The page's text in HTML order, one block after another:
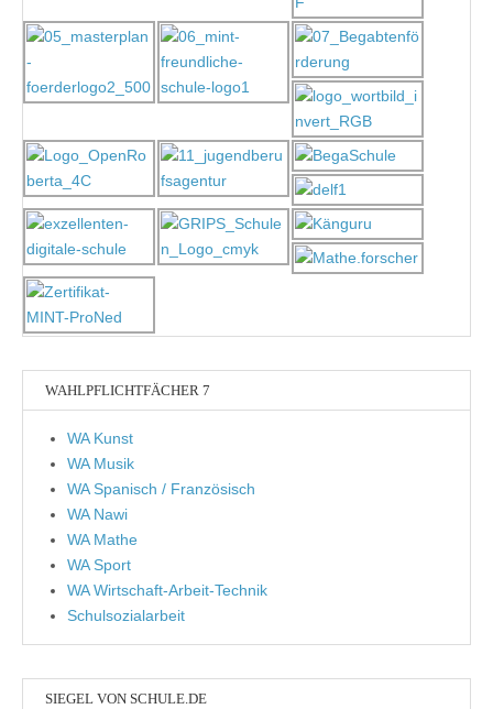
WAHLPFLICHTFÄCHER 7
WA Kunst
WA Musik
WA Spanisch / Französisch
WA Nawi
WA Mathe
WA Sport
WA Wirtschaft-Arbeit-Technik
Schulsozialarbeit
SIEGEL VON SCHULE.DE